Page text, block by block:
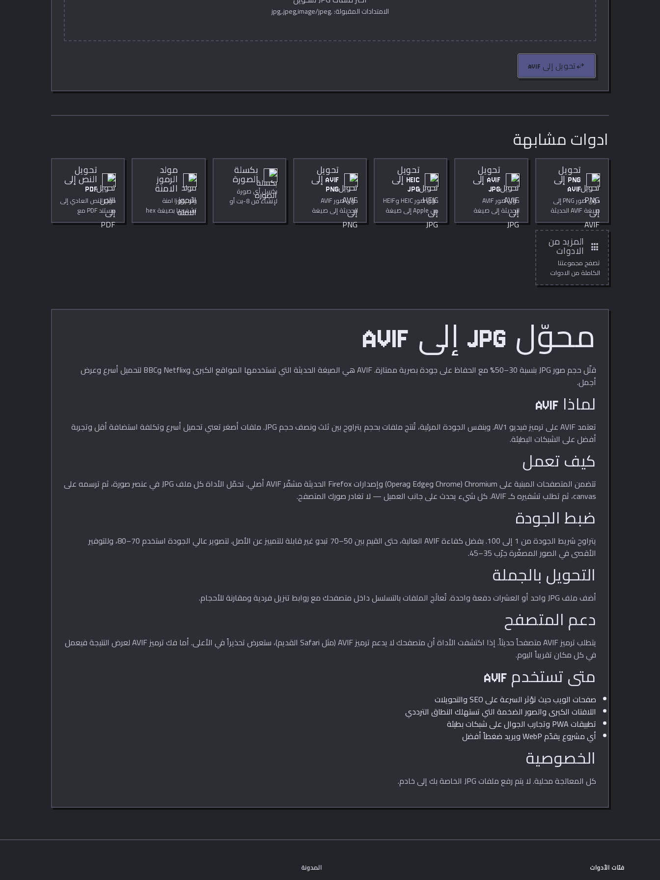
الامتدادات المقبولة: .jpg,.jpeg,image/jpeg
swap_horizتحويل إلى AVIF
ادوات مشابهة
تحويل
PNG إلى
AVIF
حوّل صور PNG إلى
صيغة AVIF الحديثة
للحصول على أحجام
ملفات أصغر بكثير.
تحويل
AVIF إلى
JPG
حوّل صور AVIF
الحديثة إلى صيغة
JPG العالمية في
متصفحك.
تحويل
HEIC إلى
JPG
حوّل صور HEIC وHEIF
من Apple إلى صيغة
JPG العالمية مباشرة
في متصفحك.
تحويل
AVIF إلى
PNG
حوّل صور AVIF
الحديثة إلى صيغة
PNG بدون فقد
للجودة مباشرة في
بكسلة
الصورة
بكسل أي صورة
لإنشاء فن 8-بت أو
الحساس. حجم بلوك
مولد
الرموز
الامنة
ولّد رموزا امنة
تشفيريا بصيغة hex
او base64 او
تحويل
النص إلى
PDF
حوّل النص العادي إلى
مستند PDF مع
إمكانية تخصيص
الخط والحجم
apps
المزيد من
الادوات
تصفح مجموعتنا
الكاملة من الادوات
المجانية عبر الانترنت.
محوّل JPG إلى AVIF
قلّل حجم صور JPG بنسبة 30–50% مع الحفاظ على جودة بصرية ممتازة. AVIF هي الصيغة الحديثة التي تستخدمها المواقع الكبرى وNetflix وBBC لتحميل أسرع وعرض
أجمل.
لماذا AVIF
تعتمد AVIF على ترميز فيديو AV1. وبنفس الجودة المرئية، تُنتج ملفات بحجم يتراوح بين ثلث ونصف حجم JPG. ملفات أصغر تعني تحميل أسرع وتكلفة استضافة أقل وتجربة
أفضل على الشبكات البطيئة.
كيف تعمل
تتضمن المتصفحات المبنية على Chromium (Chrome وEdge وOpera) وإصدارات Firefox الحديثة مشفّر AVIF أصلي. تحمّل الأداة كل ملف JPG في عنصر صورة، ثم ترسمه على
canvas، ثم تطلب تشفيره كـ AVIF. كل شيء يحدث على جانب العميل — لا تغادر صورك المتصفح.
ضبط الجودة
يتراوح شريط الجودة من 1 إلى 100. بفضل كفاءة AVIF العالية، حتى القيم بين 50–70 تبدو غير قابلة للتمييز عن الأصل. لتصوير عالي الجودة استخدم 70–80، وللتوفير
الأقصى في الصور المصغّرة جرّب 35–45.
التحويل بالجملة
أضف ملف JPG واحد أو العشرات دفعة واحدة. تُعالَج الملفات بالتسلسل داخل متصفحك مع روابط تنزيل فردية ومقارنة للأحجام.
دعم المتصفح
يتطلب ترميز AVIF متصفحاً حديثاً. إذا اكتشفت الأداة أن متصفحك لا يدعم ترميز AVIF (مثل Safari القديم)، ستعرض تحذيراً في الأعلى. أما فك ترميز AVIF لعرض النتيجة فيعمل
في كل مكان تقريباً اليوم.
متى تستخدم AVIF
صفحات الويب حيث تؤثر السرعة على SEO والتحويلات
اللافتات الكبرى والصور الضخمة التي تستهلك النطاق الترددي
تطبيقات PWA وتجارب الجوال على شبكات بطيئة
أي مشروع يقدّم WebP ويريد ضغطاً أفضل
الخصوصية
كل المعالجة محلية. لا يتم رفع ملفات JPG الخاصة بك إلى خادم.
فئات الأدوات المدونة